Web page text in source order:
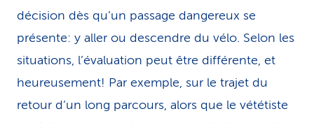
décision dès qu’un passage dangereux se
présente: y aller ou descendre du vélo. Selon les
situations, l’évaluation peut être différente, et
heureusement! Par exemple, sur le trajet du
retour d’un long parcours, alors que le vététiste